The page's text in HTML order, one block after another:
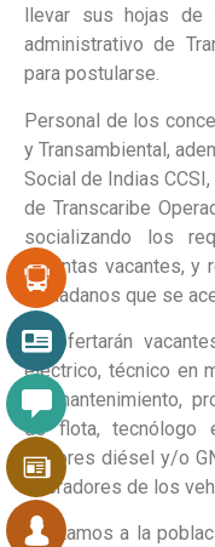
llevar sus hojas
administrativo de
para postularse.
Personal de los
y Transambiental,
Social de Indias
de Transcaribe
socializando los
distintas vacantes, y
ciudadanos que se
Se ofertarán
eléctrico, técnico en
de mantenimiento,
de flota, tecnólogo
motores diésel y/o
operadores de los
“Invitamos a la